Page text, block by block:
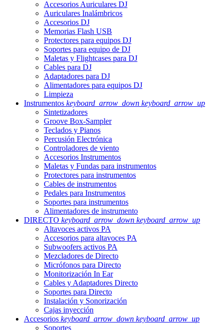
Accesorios Auriculares DJ
Auriculares Inalámbricos
Accesorios DJ
Memorias Flash USB
Protectores para equipos DJ
Soportes para equipo de DJ
Maletas y Flightcases para DJ
Cables para DJ
Adaptadores para DJ
Alimentadores para equipos DJ
Limpieza
Instrumentos keyboard_arrow_down keyboard_arrow_up
Sintetizadores
Groove Box-Sampler
Teclados y Pianos
Percusión Electrónica
Controladores de viento
Accesorios Instrumentos
Maletas y Fundas para instrumentos
Protectores para instrumentos
Cables de instrumentos
Pedales para Instrumentos
Soportes para instrumentos
Alimentadores de instrumento
DIRECTO keyboard_arrow_down keyboard_arrow_up
Altavoces activos PA
Accesorios para altavoces PA
Subwoofers activos PA
Mezcladores de Directo
Micrófonos para Directo
Monitorización In Ear
Cables y Adaptadores Directo
Soportes para Directo
Instalación y Sonorización
Cajas inyección
Accesorios keyboard_arrow_down keyboard_arrow_up
Soportes